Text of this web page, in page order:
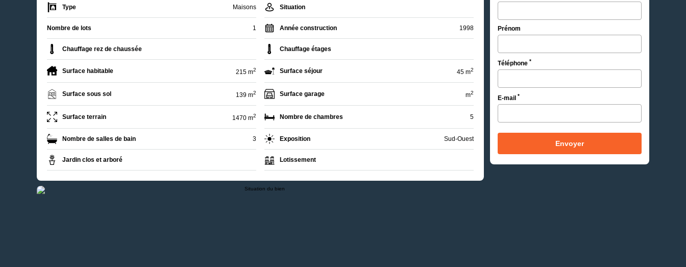
Type Maisons Situation
Nombre de lots 1 Année construction 1998
Chauffage rez de chaussée Chauffage étages
Surface habitable 215 m2 Surface séjour 45 m2
Surface sous sol 139 m2 Surface garage m2
Surface terrain 1470 m2 Nombre de chambres 5
Nombre de salles de bain 3 Exposition Sud-Ouest
Jardin clos et arboré Lotissement
Prénom
Téléphone *
E-mail *
Envoyer